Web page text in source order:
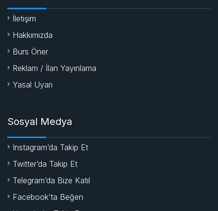
İletişim
Hakkımızda
Burs Öner
Reklam / İlan Yayınlama
Yasal Uyarı
Sosyal Medya
Instagram’da Takip Et
Twitter’da Takip Et
Telegram’da Bize Katıl
Facebook’ta Beğen